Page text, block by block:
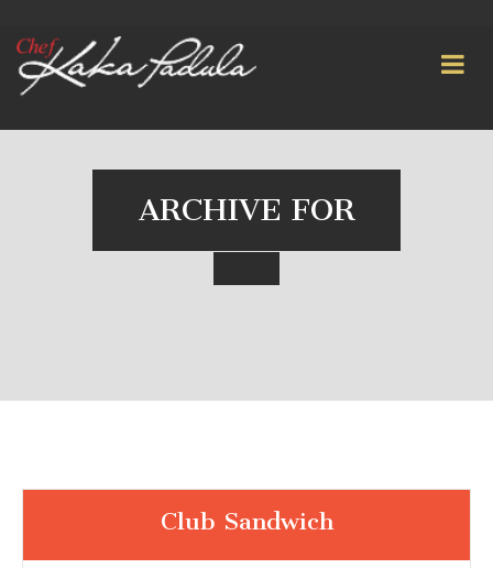
ARCHIVE FOR
Club Sandwich